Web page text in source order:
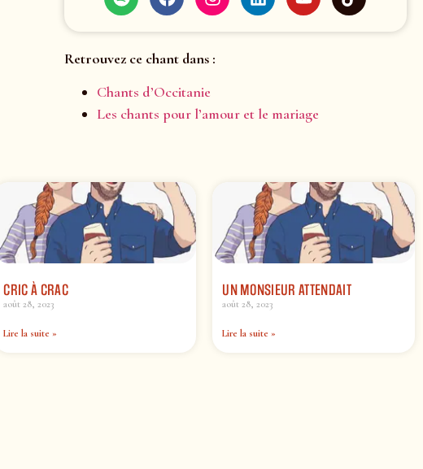
Retrouvez ce chant dans :
Chants d’Occitanie
Les chants pour l’amour et le mariage
CRIC À CRAC
août 28, 2023
Lire la suite »
UN MONSIEUR ATTENDAIT
août 28, 2023
Lire la suite »